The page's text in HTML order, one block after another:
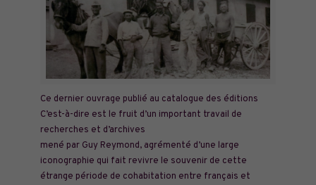
Ce dernier ouvrage publié au catalogue des éditions
C’est-à-dire est le fruit d’un important travail de
recherches et d’archives
mené par Guy Reymond, agrémenté d’une large
iconographie qui fait revivre le souvenir de cette
étrange période de cohabitation entre français et